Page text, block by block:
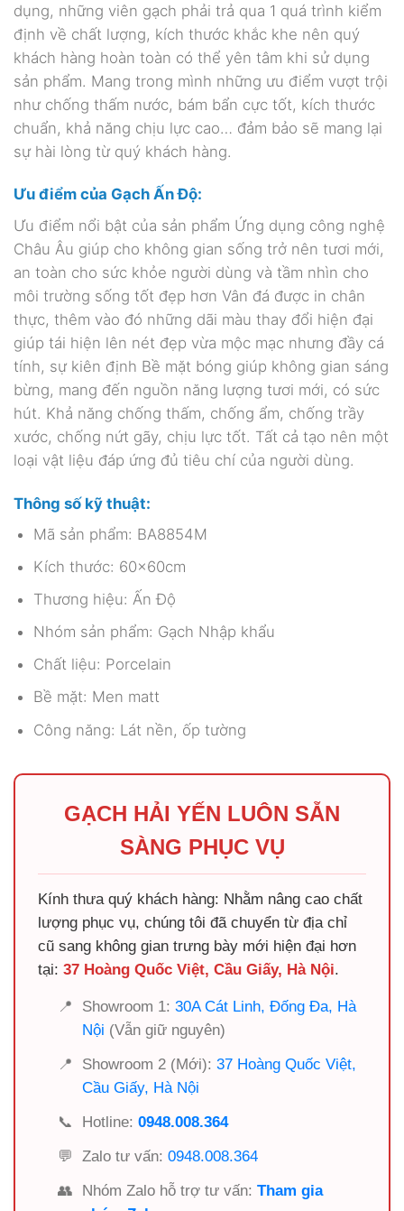
dụng, những viên gạch phải trả qua 1 quá trình kiểm
định về chất lượng, kích thước khắc khe nên quý
khách hàng hoàn toàn có thể yên tâm khi sử dụng
sản phẩm. Mang trong mình những ưu điểm vượt trội
như chống thấm nước, bám bẩn cực tốt, kích thước
chuẩn, khả năng chịu lực cao… đảm bảo sẽ mang lại
sự hài lòng từ quý khách hàng.
Ưu điểm của Gạch Ấn Độ:
Ưu điểm nổi bật của sản phẩm Ứng dụng công nghệ
Châu Âu giúp cho không gian sống trở nên tươi mới,
an toàn cho sức khỏe người dùng và tầm nhìn cho
môi trường sống tốt đẹp hơn Vân đá được in chân
thực, thêm vào đó những dãi màu thay đổi hiện đại
giúp tái hiện lên nét đẹp vừa mộc mạc nhưng đầy cá
tính, sự kiên định Bề mặt bóng giúp không gian sáng
bừng, mang đến nguồn năng lượng tươi mới, có sức
hút. Khả năng chống thấm, chống ẩm, chống trầy
xước, chống nứt gãy, chịu lực tốt. Tất cả tạo nên một
loại vật liệu đáp ứng đủ tiêu chí của người dùng.
Thông số kỹ thuật:
Mã sản phẩm: BA8854M
Kích thước: 60x60cm
Thương hiệu: Ấn Độ
Nhóm sản phẩm: Gạch Nhập khẩu
Chất liệu: Porcelain
Bề mặt: Men matt
Công năng: Lát nền, ốp tường
GẠCH HẢI YẾN LUÔN SẴN
SÀNG PHỤC VỤ
Kính thưa quý khách hàng: Nhằm nâng cao chất
lượng phục vụ, chúng tôi đã chuyển từ địa chỉ
cũ sang không gian trưng bày mới hiện đại hơn
tại: 37 Hoàng Quốc Việt, Cầu Giấy, Hà Nội.
📍 Showroom 1: 30A Cát Linh, Đống Đa, Hà
Nội (Vẫn giữ nguyên)
📍
Showroom 2 (Mới): 37 Hoàng Quốc Việt,
Cầu Giấy, Hà Nội
📞
Hotline: 0948.008.364
💬
Zalo tư vấn: 0948.008.364
👥
Nhóm Zalo hỗ trợ tư vấn: Tham gia